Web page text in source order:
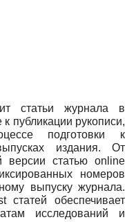
статьи журнала в
публикации рукописи,
подготовки к
издания. От
версии статью online
номеров
выпуску журнала.
статей обеспечивает
исследований и